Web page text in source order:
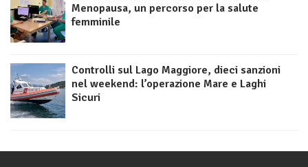
Menopausa, un percorso per la salute
femminile
Controlli sul Lago Maggiore, dieci sanzioni
nel weekend: l’operazione Mare e Laghi
Sicuri